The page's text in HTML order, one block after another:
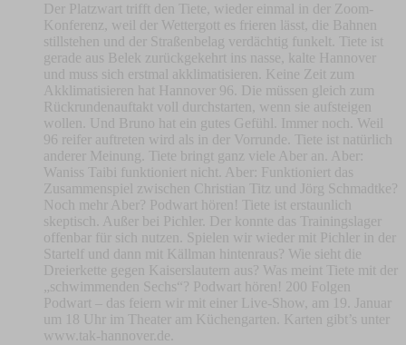
Der Platzwart trifft den Tiete, wieder einmal in der Zoom-
Konferenz, weil der Wettergott es frieren lässt, die Bahnen
stillstehen und der Straßenbelag verdächtig funkelt. Tiete ist
gerade aus Belek zurückgekehrt ins nasse, kalte Hannover
und muss sich erstmal akklimatisieren. Keine Zeit zum
Akklimatisieren hat Hannover 96. Die müssen gleich zum
Rückrundenauftakt voll durchstarten, wenn sie aufsteigen
wollen. Und Bruno hat ein gutes Gefühl. Immer noch. Weil
96 reifer auftreten wird als in der Vorrunde. Tiete ist natürlich
anderer Meinung. Tiete bringt ganz viele Aber an. Aber:
Waniss Taibi funktioniert nicht. Aber: Funktioniert das
Zusammenspiel zwischen Christian Titz und Jörg Schmadtke?
Noch mehr Aber? Podwart hören! Tiete ist erstaunlich
skeptisch. Außer bei Pichler. Der konnte das Trainingslager
offenbar für sich nutzen. Spielen wir wieder mit Pichler in der
Startelf und dann mit Källman hintenraus? Wie sieht die
Dreierkette gegen Kaiserslautern aus? Was meint Tiete mit der
„schwimmenden Sechs“? Podwart hören! 200 Folgen
Podwart – das feiern wir mit einer Live-Show, am 19. Januar
um 18 Uhr im Theater am Küchengarten. Karten gibt’s unter
www.tak-hannover.de.